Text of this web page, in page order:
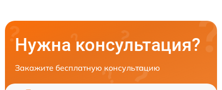
Нужна консультация?
Закажите бесплатную консультацию